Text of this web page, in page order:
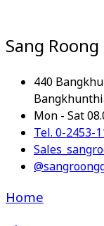
Sang
440
Mon - Sat
Tel. 0-2453-
Home